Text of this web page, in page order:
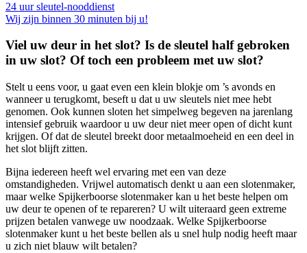
24 uur sleutel-nooddienst
Wij zijn binnen 30 minuten bij u!
Viel uw deur in het slot? Is de sleutel half gebroken
in uw slot? Of toch een probleem met uw slot?
Stelt u eens voor, u gaat even een klein blokje om ’s avonds en
wanneer u terugkomt, beseft u dat u uw sleutels niet mee hebt
genomen. Ook kunnen sloten het simpelweg begeven na jarenlang
intensief gebruik waardoor u uw deur niet meer open of dicht kunt
krijgen. Of dat de sleutel breekt door metaalmoeheid en een deel in
het slot blijft zitten.
Bijna iedereen heeft wel ervaring met een van deze
omstandigheden. Vrijwel automatisch denkt u aan een slotenmaker,
maar welke Spijkerboorse slotenmaker kan u het beste helpen om
uw deur te openen of te repareren? U wilt uiteraard geen extreme
prijzen betalen vanwege uw noodzaak. Welke Spijkerboorse
slotenmaker kunt u het beste bellen als u snel hulp nodig heeft maar
u zich niet blauw wilt betalen?